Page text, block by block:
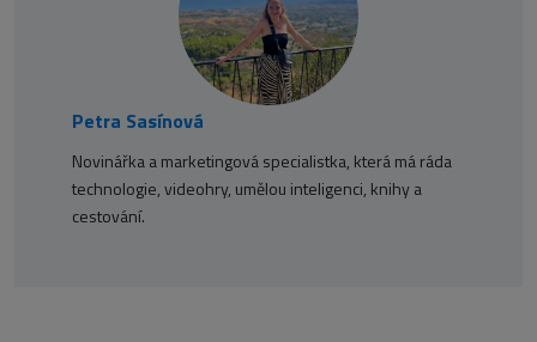
Petra Sasínová
Novinářka a marketingová specialistka, která má ráda
technologie, videohry, umělou inteligenci, knihy a
cestování.